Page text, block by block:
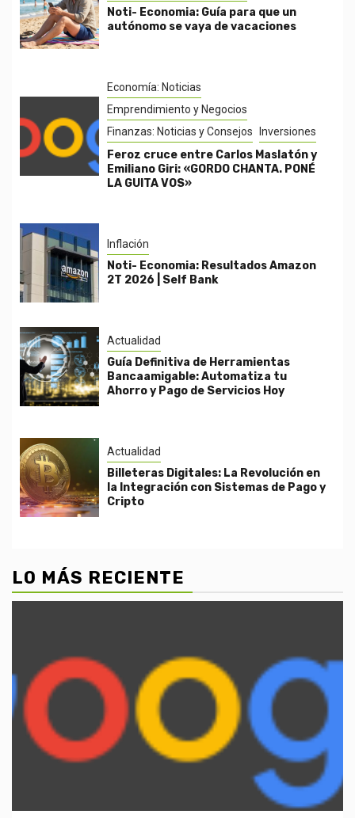
Noti- Economia: Guía para que un
autónomo se vaya de vacaciones
Economía: Noticias
Emprendimiento y Negocios
Finanzas: Noticias y Consejos
Inversiones
Feroz cruce entre Carlos Maslatón y
Emiliano Giri: «GORDO CHANTA. PONÉ
LA GUITA VOS»
Inflación
Noti- Economia: Resultados Amazon
2T 2026 | Self Bank
Actualidad
Guía Definitiva de Herramientas
Bancaamigable: Automatiza tu
Ahorro y Pago de Servicios Hoy
Actualidad
Billeteras Digitales: La Revolución en
la Integración con Sistemas de Pago y
Cripto
LO MÁS RECIENTE